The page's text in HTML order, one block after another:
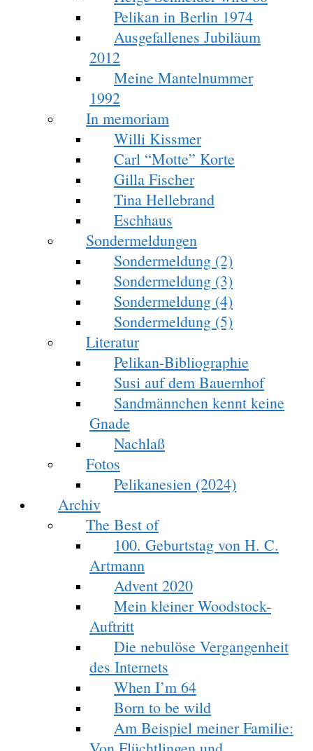
Pelikan in Berlin 1974
Ausgefallenes Jubiläum
2012
Meine Mantelnummer
1992
In memoriam
Willi Kissmer
Carl “Motte” Korte
Gilla Fischer
Tina Hellebrand
Eschhaus
Sondermeldungen
Sondermeldung (2)
Sondermeldung (3)
Sondermeldung (4)
Sondermeldung (5)
Literatur
Pelikan-Bibliographie
Susi auf dem Bauernhof
Sandmännchen kennt keine
Gnade
Nachlaß
Fotos
Pelikanesien (2024)
Archiv
The Best of
100. Geburtstag von H. C.
Artmann
Advent 2020
Mein kleiner Woodstock-
Auftritt
Die nebulöse Vergangenheit
des Internets
When I’m 64
Born to be wild
Am Beispiel meiner Familie: